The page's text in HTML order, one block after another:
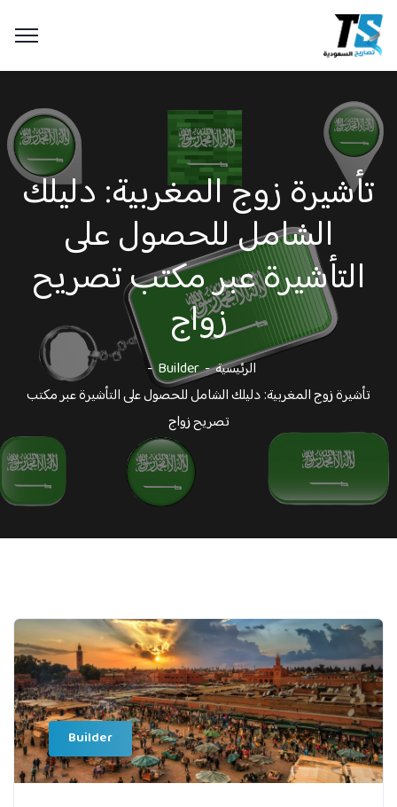
تأشيرة زوج المغربية: دليلك
الشامل للحصول على
التأشيرة عبر مكتب تصريح
زواج
الرئيسية
Builder
تأشيرة زوج المغربية: دليلك الشامل للحصول على التأشيرة عبر مكتب
تصريح زواج
Builder